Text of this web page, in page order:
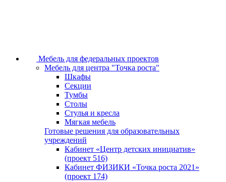
Мебель для федеральных проектов
Мебель для центра "Точка роста"
Шкафы
Секции
Тумбы
Столы
Стулья и кресла
Мягкая мебель
Готовые решения для образовательных
учреждений
Кабинет «Центр детских инициатив»
(проект 516)
Кабинет ФИЗИКИ «Точка роста 2021»
(проект 174)